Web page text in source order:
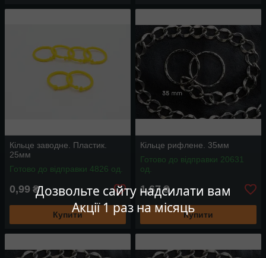
Дозвольте сайту надсилати вам
Акції 1 раз на місяць
Кільце заводне. Пластик.
25мм
Готово до відправки 4826 од.
0,99 ₴
Купити
Кільце рифлене. 35мм
Готово до відправки 20631
од.
1,67₴
Купити